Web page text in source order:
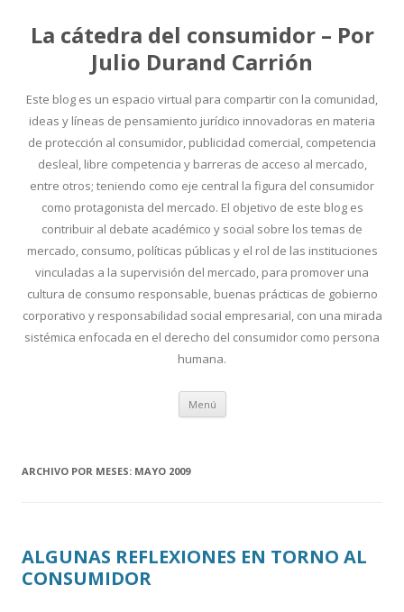
La cátedra del consumidor – Por
Julio Durand Carrión
Este blog es un espacio virtual para compartir con la comunidad,
ideas y líneas de pensamiento jurídico innovadoras en materia
de protección al consumidor, publicidad comercial, competencia
desleal, libre competencia y barreras de acceso al mercado,
entre otros; teniendo como eje central la figura del consumidor
como protagonista del mercado. El objetivo de este blog es
contribuir al debate académico y social sobre los temas de
mercado, consumo, políticas públicas y el rol de las instituciones
vinculadas a la supervisión del mercado, para promover una
cultura de consumo responsable, buenas prácticas de gobierno
corporativo y responsabilidad social empresarial, con una mirada
sistémica enfocada en el derecho del consumidor como persona
humana.
Menú Ir
contenido
ARCHIVO POR MESES: MAYO 2009
ALGUNAS REFLEXIONES EN TORNO AL
CONSUMIDOR